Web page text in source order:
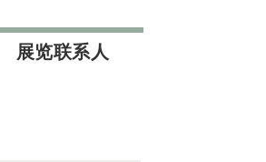
展览联系人